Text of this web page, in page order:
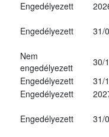
Engedélyezett
Engedélyezett 31/
Nem
engedélyezett
30/
Engedélyezett
31/
Engedélyezett
Engedélyezett 31/